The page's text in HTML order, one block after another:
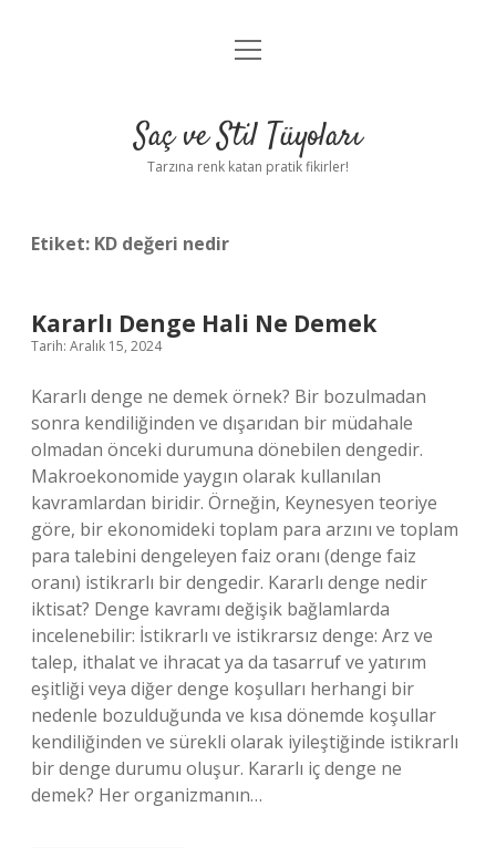
Anasayfa
Yasal Uyarı
menüyü
Saç ve Stil Tüyoları
Tarzına renk katan pratik fikirler!
Etiket: KD değeri nedir
Kararlı Denge Hali Ne Demek
Tarih: Aralık 15, 2024
Kararlı denge ne demek örnek? Bir bozulmadan
sonra kendiliğinden ve dışarıdan bir müdahale
olmadan önceki durumuna dönebilen dengedir.
Makroekonomide yaygın olarak kullanılan
kavramlardan biridir. Örneğin, Keynesyen teoriye
göre, bir ekonomideki toplam para arzını ve toplam
para talebini dengeleyen faiz oranı (denge faiz
oranı) istikrarlı bir dengedir. Kararlı denge nedir
iktisat? Denge kavramı değişik bağlamlarda
incelenebilir: İstikrarlı ve istikrarsız denge: Arz ve
talep, ithalat ve ihracat ya da tasarruf ve yatırım
eşitliği veya diğer denge koşulları herhangi bir
nedenle bozulduğunda ve kısa dönemde koşullar
kendiliğinden ve sürekli olarak iyileştiğinde istikrarlı
bir denge durumu oluşur. Kararlı iç denge ne
demek? Her organizmanın…